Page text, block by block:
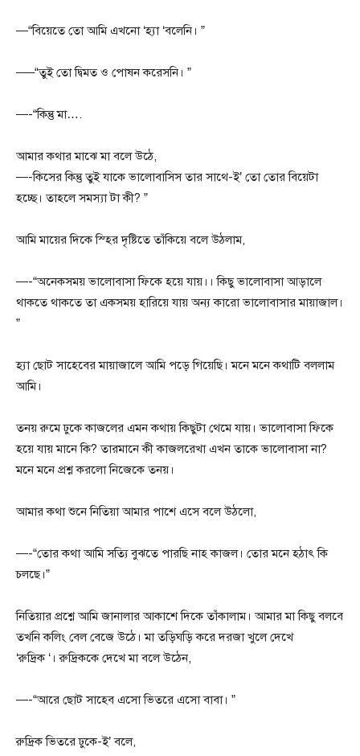
—“বিয়েতে তো আমি এখনো ‘হ্যা ‘বলেনি। ”
—–“তুই তো দ্বিমত ও পোষন করেসনি। ”
—-“কিন্তু মা….
আমার কথার মাঝে মা বলে উঠে,
—-কিসের কিন্তু তুই যাকে ভালোবাসিস তার সাথে-ই’ তো তোর বিয়েটা
হচ্ছে। তাহলে সমস্যা টা কী? ”
আমি মায়ের দিকে স্হির দৃষ্টিতে তাঁকিয়ে বলে উঠলাম,
—-“অনেকসময় ভালোবাসা ফিকে হয়ে যায়।। কিছু ভালোবাসা আড়ালে
থাকতে থাকতে তা একসময় হারিয়ে যায় অন্য কারো ভালোবাসার মায়াজাল।
”
হ্যা ছোট সাহেবের মায়াজালে আমি পড়ে গিয়েছি। মনে মনে কথাটি বললাম
আমি।
তনয় রুমে ঢুকে কাজলের এমন কথায় কিছুটা থেমে যায়। ভালোবাসা ফিকে
হয়ে যায় মানে কি? তারমানে কী কাজলরেখা এখন তাকে ভালোবাসা না?
মনে মনে প্রশ্ন করলো নিজেকে তনয়।
আমার কথা শুনে নিতিয়া আমার পাশে এসে বলে উঠলো,
—-“তোর কথা আমি সত্যি বুঝতে পারছি নাহ কাজল। তোর মনে হঠাৎ কি
চলছে।”
নিতিয়ার প্রশ্নে আমি জানালার আকাশে দিকে তাঁকালাম। আমার মা কিছু বলবে
তখনি কলিং বেল বেজে উঠে। মা তড়িঘড়ি করে দরজা খুলে দেখে
‘রুদ্রিক ‘। রুদ্রিককে দেখে মা বলে উঠেন,
—-“আরে ছোট সাহেব এসো ভিতরে এসো বাবা। ”
রুদ্রিক ভিতরে ঢুকে-ই’ বলে,